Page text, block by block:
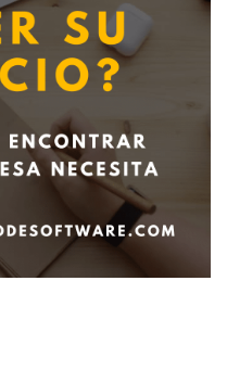
de otros Productos /
al solicitado